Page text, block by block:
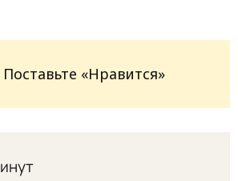
Поставьте «Нравится»